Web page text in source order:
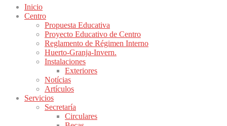
Inicio
Centro
Propuesta Educativa
Proyecto Educativo de Centro
Reglamento de Régimen Interno
Huerto-Granja-Invern.
Instalaciones
Exteriores
Notícias
Artículos
Servicios
Secretaría
Circulares